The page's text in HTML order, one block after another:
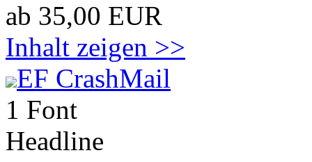
ab 35,00 EUR
Inhalt zeigen >>
EF CrashMail
1 Font
Headline